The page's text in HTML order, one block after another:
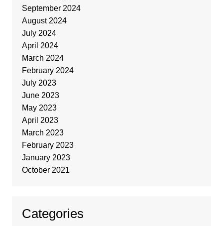
September 2024
August 2024
July 2024
April 2024
March 2024
February 2024
July 2023
June 2023
May 2023
April 2023
March 2023
February 2023
January 2023
October 2021
Categories